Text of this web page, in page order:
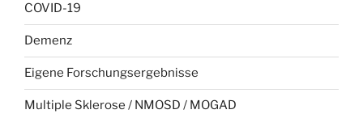
COVID-19
Demenz
Eigene Forschungsergebnisse
Multiple Sklerose / NMOSD / MOGAD